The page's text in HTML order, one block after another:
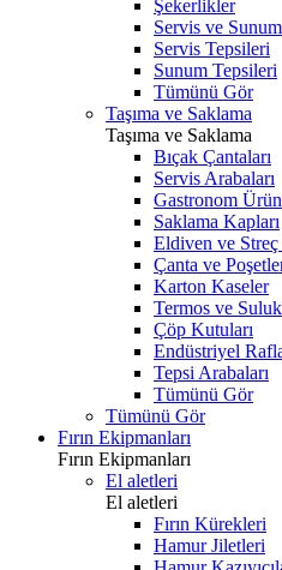
Şekerlikler
Servis ve
Servis Tepsileri
Sunum Tepsileri
Tümünü Gör
Taşıma ve Saklama
Taşıma ve Saklama
Bıçak Çantaları
Servis Arabaları
Gastronom
Saklama Kapları
Eldiven ve
Çanta ve
Karton Kaseler
Termos ve
Çöp Kutuları
Endüstriyel
Tepsi Arabaları
Tümünü Gör
Tümünü Gör
Fırın Ekipmanları
Fırın Ekipmanları
El aletleri
El aletleri
Fırın Kürekleri
Hamur Jiletleri